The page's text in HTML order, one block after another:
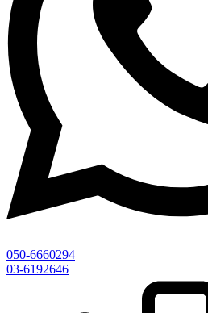
050-6660294
03-6192646